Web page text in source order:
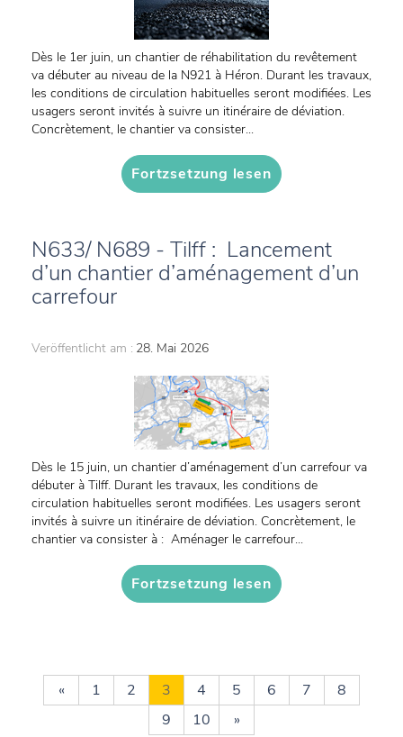
Dès le 1er juin, un chantier de réhabilitation du revêtement
va débuter au niveau de la N921 à Héron. Durant les travaux,
les conditions de circulation habituelles seront modifiées. Les
usagers seront invités à suivre un itinéraire de déviation.
Concrètement, le chantier va consister...
Fortzsetzung lesen
N633/ N689 - Tilff : Lancement
d’un chantier d’aménagement d’un
carrefour
Veröffentlicht am : 28. Mai 2026
Dès le 15 juin, un chantier d’aménagement d’un carrefour va
débuter à Tilff. Durant les travaux, les conditions de
circulation habituelles seront modifiées. Les usagers seront
invités à suivre un itinéraire de déviation. Concrètement, le
chantier va consister à : Aménager le carrefour...
Fortzsetzung lesen
« 1 2 3 4 5 6 7
8
9
10 »